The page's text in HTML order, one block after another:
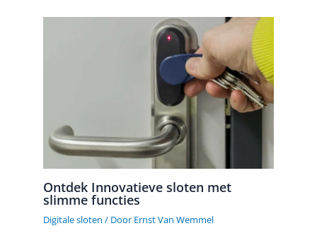
Ontdek Innovatieve sloten met
slimme functies
Digitale sloten / Door Ernst Van Wemmel